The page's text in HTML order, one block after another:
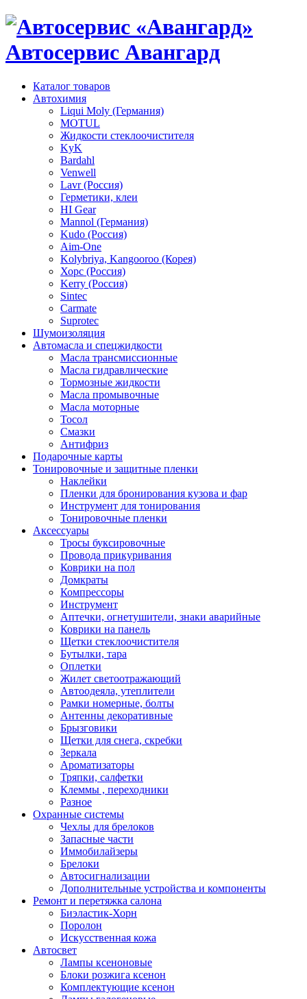
Автосервис Авангард
Каталог товаров
Автохимия
Liqui Moly (Германия)
MOTUL
Жидкости стеклоочистителя
KyK
Bardahl
Venwell
Lavr (Россия)
Герметики, клеи
HI Gear
Mannol (Германия)
Kudo (Россия)
Aim-One
Kolybriya, Kangooroo (Корея)
Хорс (Россия)
Kerry (Россия)
Sintec
Carmate
Suprotec
Шумоизоляция
Автомасла и спецжидкости
Масла трансмиссионные
Масла гидравлические
Тормозные жидкости
Масла промывочные
Масла моторные
Тосол
Смазки
Антифриз
Подарочные карты
Тонировочные и защитные пленки
Наклейки
Пленки для бронирования кузова и фар
Инструмент для тонирования
Тонировочные пленки
Аксессуары
Тросы буксировочные
Провода прикуривания
Коврики на пол
Домкраты
Компрессоры
Инструмент
Аптечки, огнетушители, знаки аварийные
Коврики на панель
Щетки стеклоочистителя
Бутылки, тара
Оплетки
Жилет светоотражающий
Автоодеяла, утеплители
Рамки номерные, болты
Антенны декоративные
Брызговики
Щетки для снега, скребки
Зеркала
Ароматизаторы
Тряпки, салфетки
Клеммы , переходники
Разное
Охранные системы
Чехлы для брелоков
Запасные части
Иммобилайзеры
Брелоки
Автосигнализации
Дополнительные устройства и компоненты
Ремонт и перетяжка салона
Биэластик-Хорн
Поролон
Искусственная кожа
Автосвет
Лампы ксеноновые
Блоки розжига ксенон
Комплектующие ксенон